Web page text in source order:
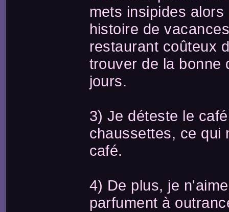
mets insipides
histoire de
restaurant coûteux
trouver de la bonne
jours.
3) Je déteste le
chaussettes, ce qui
café.
4) De plus, je
parfument à